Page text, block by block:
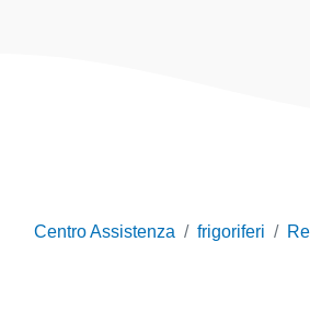
Centro Assistenza frigoriferi